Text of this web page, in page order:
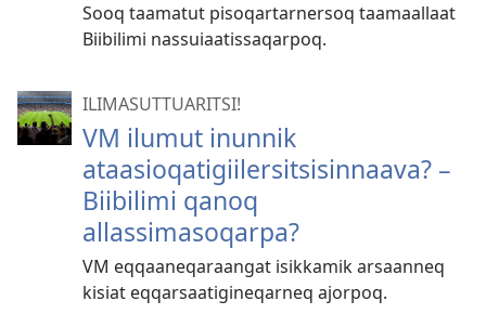
Sooq taamatut pisoqar­tarnersoq taamaallaat
Biibilimi nassuiaatis­saqarpoq.
ILIMASUTTUARITSI!
VM ilumut inunnik
ataasioqatigiilersitsisinnaava? –
Biibilimi qanoq
allassimasoqarpa?
VM eqqaaneqaraangat isikkamik arsaanneq
kisiat eqqarsaatigineqarneq ajorpoq.